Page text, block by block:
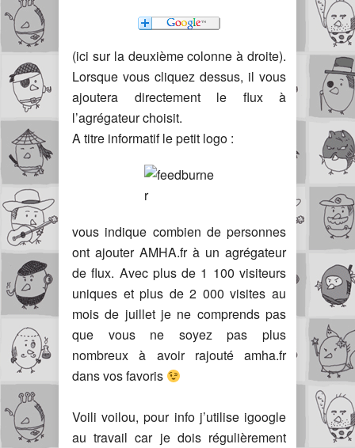
(ici sur la deuxième colonne à droite).
Lorsque vous cliquez dessus, il vous
ajoutera directement le flux à
l’agrégateur choisit.
A titre informatif le petit logo :
vous indique combien de personnes
ont ajouter AMHA.fr à un agrégateur
de flux. Avec plus de 1 100 visiteurs
uniques et plus de 2 000 visites au
mois de juillet je ne comprends pas
que vous ne soyez pas plus
nombreux à avoir rajouté amha.fr
dans vos favoris
Voili voilou, pour info j’utilise igoogle
au travail car je dois régulièrement